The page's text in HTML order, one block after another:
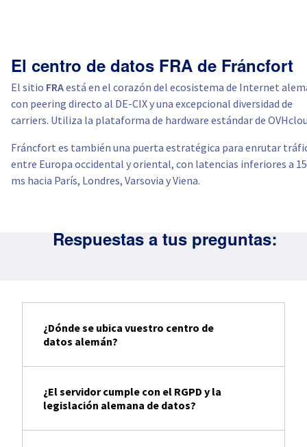
El centro de datos FRA de Fráncfort
El sitio FRAestá en el corazón del ecosistema de Internet
con peering directo al DE-CIX y una excepcional diversidad de
carriers. Utiliza la plataforma de hardware estándar de
Fráncfort es también una puerta estratégica para enrutar
entre Europa occidental y oriental, con latencias inferiores a 15
ms hacia París, Londres, Varsovia y Viena.
Respuestas a tus preguntas:
¿Dónde se ubica vuestro centro de
datos alemán?
¿El servidor cumple con el RGPD y la
legislación alemana de datos?